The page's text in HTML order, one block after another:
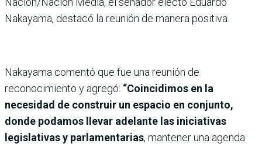
Nakayama, destacó la reunión de manera positiva.
Nakayama comentó que fue una reunión de
reconocimiento y agregó: “Coincidimos en la
necesidad de construir un espacio en conjunto,
donde podamos llevar adelante las iniciativas
legislativas y parlamentarias, mantener una agenda